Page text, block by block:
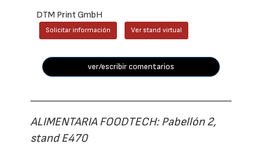
DTM Print GmbH
Solicitar información Ver stand virtual
ver/escribir comentarios
ALIMENTARIA FOODTECH: Pabellón 2,
stand E470